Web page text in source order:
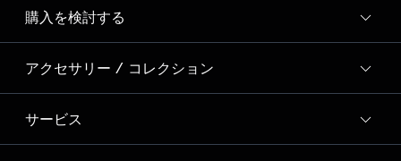
Story of Progress
Audi Sport
Formula 1®
デジタルサービス
ディーラー検索
新車在庫検索
試乗車・展示車検索
見積り依頼
購入を検討する
モデル一覧
特別仕様モデル / 限定モデル
e-tronラインアップ
アクセサリー / コレクション
純正アクセサリー
サービス